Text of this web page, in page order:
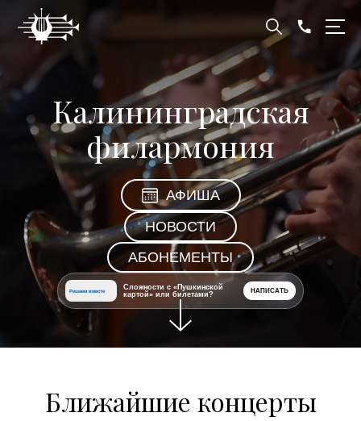
Калининградская
филармония
АФИША
НОВОСТИ
АБОНЕМЕНТЫ
Решаем вместе
Сложности с «Пушкинской
картой» или билетами?
НАПИСАТЬ
Ближайшие концерты